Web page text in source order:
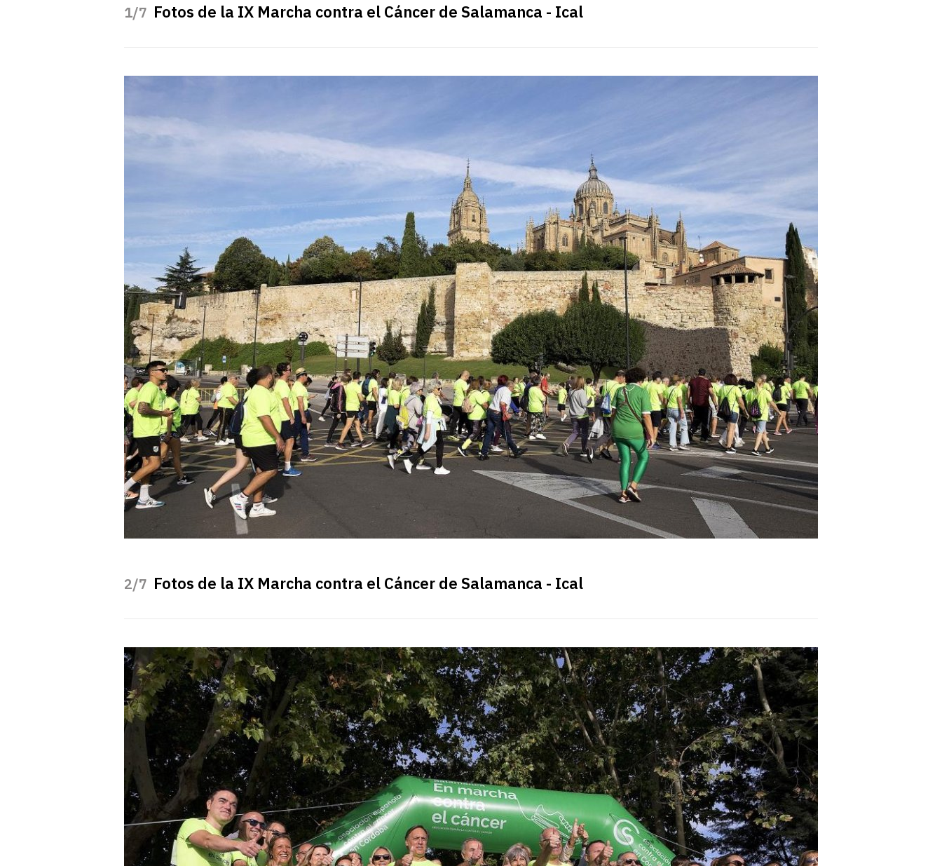
/7 Fotos de la IX Marcha contra el Cáncer de Salamanca - Ical
/7 Fotos de la IX Marcha contra el Cáncer de Salamanca - Ical